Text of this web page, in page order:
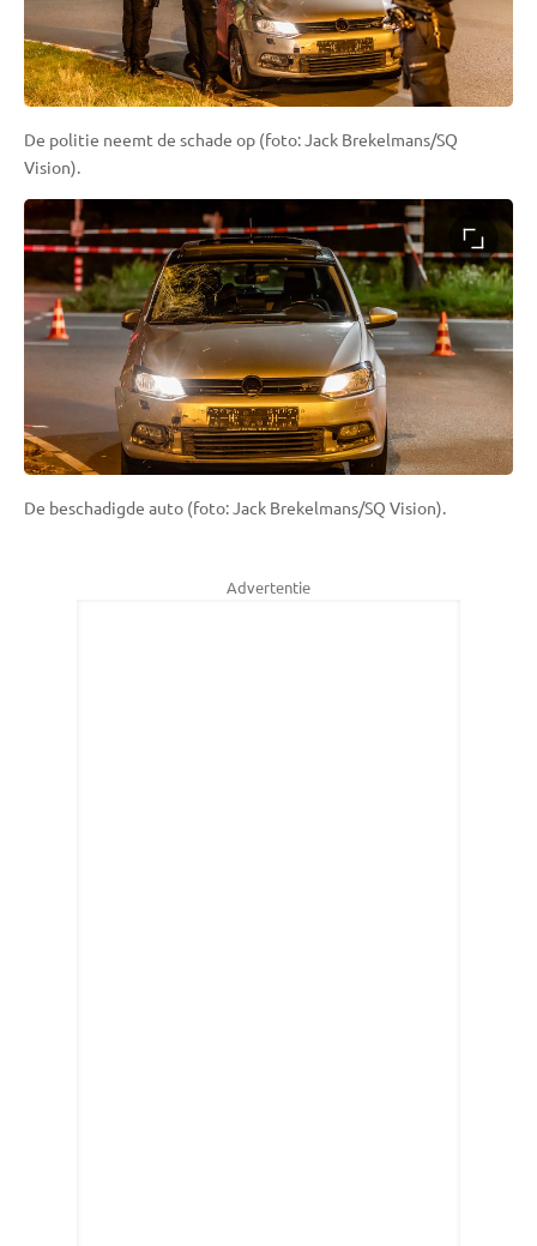
De politie neemt de schade op (foto: Jack Brekelmans/SQ
Vision).
De beschadigde auto (foto: Jack Brekelmans/SQ Vision).
Advertentie